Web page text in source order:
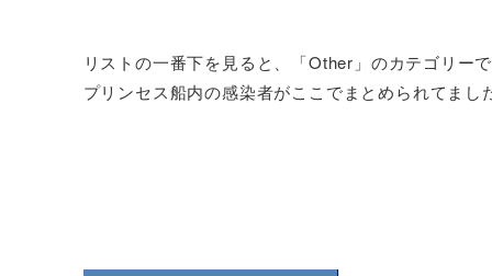
リストの一番下を見ると、「Other」のカテゴリ
プリンセス船内の感染者がここでまとめられてま